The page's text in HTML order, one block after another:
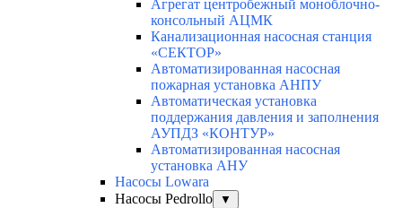
Агрегат центробежный моноблочно-
консольный АЦМК
Канализационная насосная станция
«СЕКТОР»
Автоматизированная насосная
пожарная установка АНПУ
Автоматическая установка
поддержания давления и заполнения
АУПДЗ «КОНТУР»
Автоматизированная насосная
установка АНУ
Насосы Lowara
Насосы Pedrollo
▼